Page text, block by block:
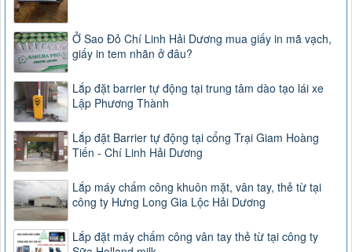
Ở Sao Đỏ Chí Linh Hải Dương mua giấy in mã vạch,
giấy in tem nhãn ở đâu?
Lắp đặt barrier tự động tại trung tâm dào tạo lái xe
Lập Phương Thành
Lắp đặt Barrier tự động tại cổng Trại Giam Hoàng
Tiến - Chí Linh Hải Dương
Lắp máy chấm công khuôn mặt, vân tay, thẻ từ tại
công ty Hưng Long Gia Lộc Hải Dương
Lắp đặt máy chấm công vân tay thẻ từ tại công ty